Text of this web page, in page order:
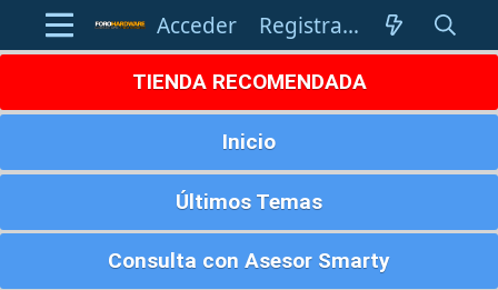
Acceder Registrarse
TIENDA RECOMENDADA
Inicio
Últimos Temas
Consulta con Asesor Smarty